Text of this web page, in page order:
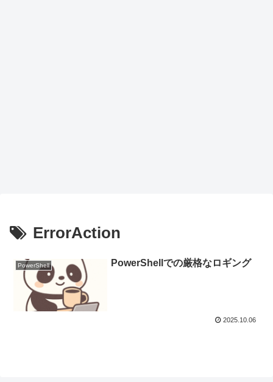
ErrorAction
PowerShell PowerShellでの厳格なロギング
2025.10.06